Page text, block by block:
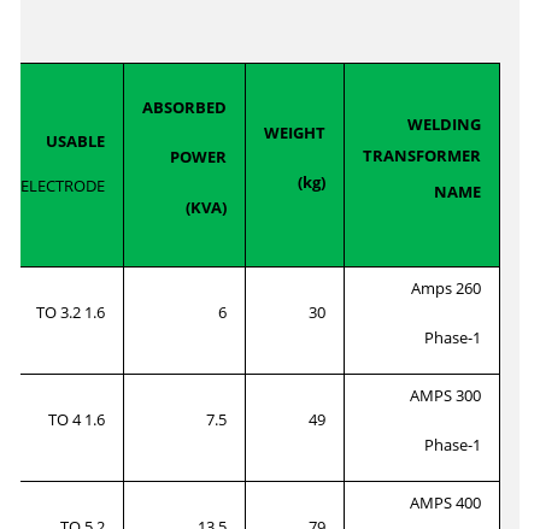
WELDING
TRANSFORMER
NAME
WEIGHT
(kg)
ABSORBED
POWER
(KVA)
USABLE
ELECTRODE
260 Amps
1-Phase
30
6
1.6 TO 3.2
300 AMPS
1-Phase
49
7.5
1.6 TO 4
400 AMPS